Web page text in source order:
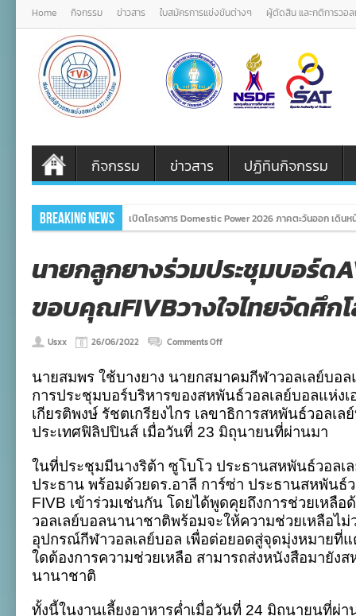
Home กิจกรรม ข่าวสาร ใบสมัครการแข่งขันต่างๆ ผู้ตัดสิน และกติการวอ
กิจกรรม ข่าวสาร ปฏิทินกิจกรรม
Breaking News เปิดโครงการ Domestic Power 2026 ภาคตะวันออก เดิน
นายกลูกยางร่วมประชุมบอร์ด
ขอบคุณFIVBวางใจไทยจัดศึก
Usxx 26/06/2022 Comments Offon
ยาง
ร่วม
ประชุม
บอร์ดAVC,
ขอบคุณFIVBวางใจ
ไทย
ศึก
โลก
หลาย
รายการ
นายสมพร ใช้บางยาง นายกสมาคมกีฬาวอลเลย์บอล
การประชุมบอร์บริหารของสหพันธ์วอลเลย์บอลแห่ง
เกียรติพงษ์ รัชตเกรียงไกร เลขาธิการสหพันธ์วอลเล
ประเทศฟิลิปปินส์ เมื่อวันที่ 23 มิถุนายนที่ผ่านมา
ในที่ประชุมมีนางริต้า ซูโบโว ประธานสหพันธ์วอลเล
ประธาน พร้อมด้วยดร.อาลี การ์ซ่า ประธานสหพันธ์
FIVB เข้าร่วมเช่นกัน โดยได้พูดคุยถึงการช่วยเหลื
วอลเลย์บอลนานาชาติพร้อมจะให้ความช่วยเหลือไ
อุปกรณ์กีฬาวอลเลย์บอล เพื่อต่อยอดสู่จุดมุ่งหมายที่แ
ใดต้องการความช่วยเหลือ สามารถส่งหนังสือมายัง
นานาชาติ
ทั้งนี้ในงานเลี้ยงอาหารค่ำเมื่อวันที่ 24 มิถุนายนที่ผ่